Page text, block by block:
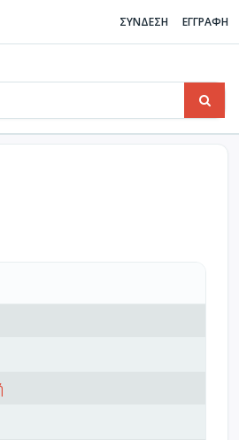
ΣΥΝΔΕΣΗ ΕΓΓΡΑΦΗ